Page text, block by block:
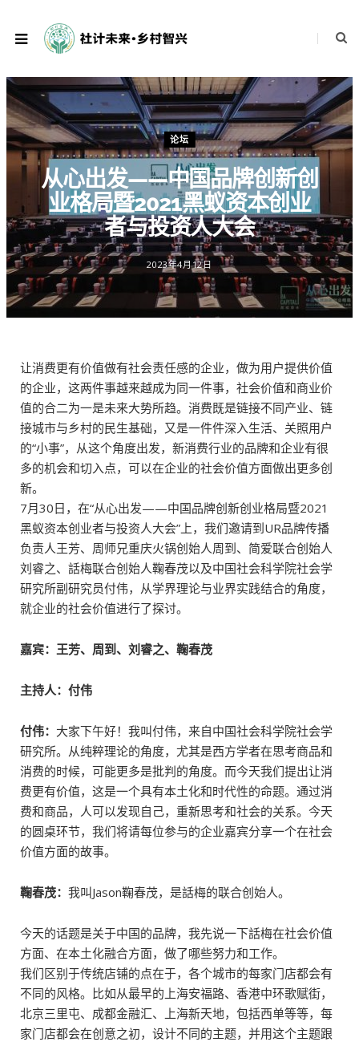
论坛
从心出发——中国品牌创新创
业格局暨2021黑蚁资本创业
者与投资人大会
2023年4月12日
让消费更有价值做有社会责任感的企业，做为用户提供价值
的企业，这两件事越来越成为同一件事，社会价值和商业价
值的合二为一是未来大势所趋。消费既是链接不同产业、链
接城市与乡村的民生基础，又是一件件深入生活、关照用户
的“小事”，从这个角度出发，新消费行业的品牌和企业有很
多的机会和切入点，可以在企业的社会价值方面做出更多创
新。
7月30日，在“从心出发——中国品牌创新创业格局暨2021
黑蚁资本创业者与投资人大会”上，我们邀请到UR品牌传播
负责人王芳、周师兄重庆火锅创始人周到、简爱联合创始人
刘睿之、話梅联合创始人鞠春茂以及中国社会科学院社会学
研究所副研究员付伟，从学界理论与业界实践结合的角度，
就企业的社会价值进行了探讨。
嘉宾：王芳、周到、刘睿之、鞠春茂
主持人：付伟
付伟： 大家下午好！我叫付伟，来自中国社会科学院社会学
研究所。从纯粹理论的角度，尤其是西方学者在思考商品和
消费的时候，可能更多是批判的角度。而今天我们提出让消
费更有价值，这是一个具有本土化和时代性的命题。通过消
费和商品，人可以发现自己，重新思考和社会的关系。今天
的圆桌环节，我们将请每位参与的企业嘉宾分享一个在社会
价值方面的故事。
鞠春茂： 我叫Jason鞠春茂，是話梅的联合创始人。
今天的话题是关于中国的品牌，我先说一下話梅在社会价值
方面、在本土化融合方面，做了哪些努力和工作。
我们区别于传统店铺的点在于，各个城市的每家门店都会有
不同的风格。比如从最早的上海安福路、香港中环歌赋街，
北京三里屯、成都金融汇、上海新天地，包括西单等等，每
家门店都会在创意之初，设计不同的主题，并用这个主题跟